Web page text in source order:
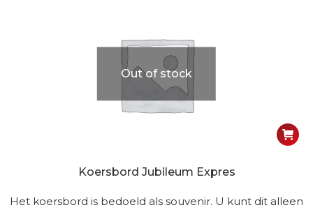
Out of stock
Koersbord Jubileum Expres
Het koersbord is bedoeld als souvenir. U kunt dit alleen